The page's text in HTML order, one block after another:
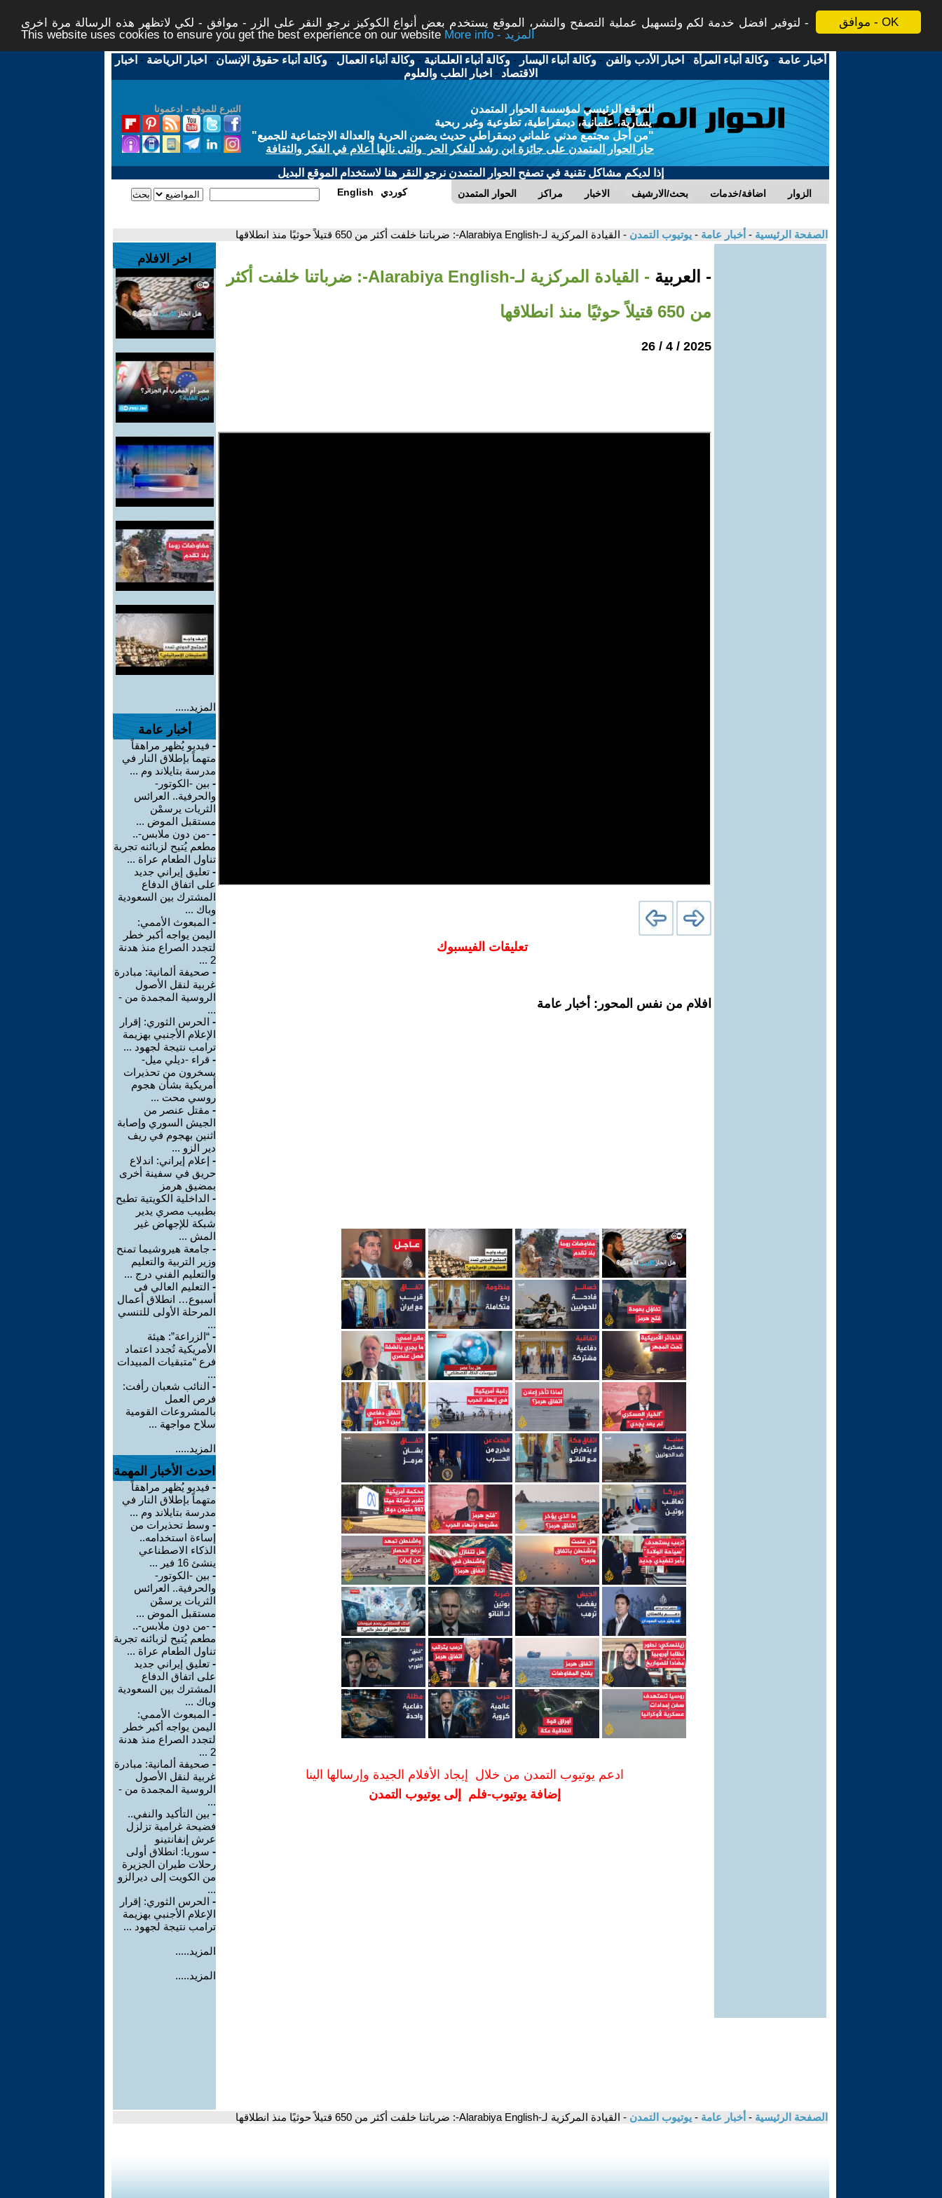
موافق - OK
لتوفير افضل خدمة لكم ولتسهيل عملية التصفح والنشر، الموقع يستخدم بعض أنواع الكوكيز نرجو النقر على الزر - موافق - لكي لاتظهر هذه الرسالة مرة اخرى -
This website uses cookies to ensure you get the best experience on our website
More info - المزيد
أخبار عامة -وكالة أنباء المرأة - اخبار الأدب والفن -وكالة أنباء اليسار -وكالة أنباء العلمانية -وكالة أنباء العمال -وكالة أنباء حقوق الإنسان - اخبار الرياضة - اخبار
الاقتصاد - اخبار الطب والعلوم
التبرع للموقع - ادعمونا
الموقع الرئيسي لمؤسسة الحوار المتمدن
يسارية، علمانية، ديمقراطية، تطوعية وغير ربحية
"من أجل مجتمع مدني علماني ديمقراطي حديث يضمن الحرية والعدالة الاجتماعية للجميع"
حاز الحوار المتمدن على جائزة ابن رشد للفكر الحر والتى نالها أعلام في الفكر والثقافة
إذا لديكم مشاكل تقنية في تصفح الحوار المتمدن نرجو النقر هنا لاستخدام الموقع البديل
الحوار المتمدن مراكز الاخبار بحث/الارشيف اضافة/خدمات الزوار English كوردي
الصفحة الرئيسية - أخبار عامة - يوتيوب التمدن - القيادة المركزية لـ-Alarabiya English-: ضرباتنا خلفت أكثر من 650 قتيلاً حوثيًا منذ انطلاقها
- العربية
- القيادة المركزية لـ-Alarabiya English-: ضرباتنا خلفت أكثر
من 650 قتيلاً حوثيًا منذ انطلاقها
2025 / 4 / 26
تعليقات الفيسبوك
افلام من نفس المحور: أخبار عامة
ادعم يوتيوب التمدن من خلال إيجاد الأفلام الجيدة وإرسالها الينا
إضافة يوتيوب-فلم إلى يوتيوب التمدن
اخر الافلام
المزيد.....
أخبار عامة
- فيديو يُظهر مراهقاً
متهماً بإطلاق النار في
مدرسة بتايلاند وم ...
- بين -الكوتور-
والحرفية.. العرائس
الثريات يرسمْن
مستقبل الموض ...
- -من دون ملابس-..
مطعم يُتيح لزبائنه تجربة
تناول الطعام عراة ...
- تعليق إيراني جديد
على اتفاق الدفاع
المشترك بين السعودية
وباك ...
- المبعوث الأممي:
اليمن يواجه أكبر خطر
لتجدد الصراع منذ هدنة
2 ...
- صحيفة ألمانية: مبادرة
غربية لنقل الأصول
الروسية المجمدة من -
...
- الحرس الثوري: إقرار
الإعلام الأجنبي بهزيمة
ترامب نتيجة لجهود ...
- قراء -ديلي ميل-
يسخرون من تحذيرات
أمريكية بشأن هجوم
روسي محت ...
- مقتل عنصر من
الجيش السوري وإصابة
اثنين بهجوم في ريف
دير الزو ...
- إعلام إيراني: اندلاع
حريق في سفينة أخرى
بمضيق هرمز
- الداخلية الكويتية تطيح
بطبيب مصري يدير
شبكة للإجهاض غير
المش ...
- جامعة هيروشيما تمنح
وزير التربية والتعليم
والتعليم الفني درج ...
- التعليم العالي فى
أسبوع… انطلاق أعمال
المرحلة الأولى للتنسي
...
- “الزراعة”: هيئة
الأمريكية تُجدد اعتماد
فرع “متبقيات المبيدات
...
- النائب شعبان رأفت:
فرص العمل
بالمشروعات القومية
سلاح مواجهة ...
المزيد.....
احدث الأخبار المهمة
- فيديو يُظهر مراهقاً
متهماً بإطلاق النار في
مدرسة بتايلاند وم ...
- وسط تحذيرات من
إساءة استخدامه..
الذكاء الاصطناعي
ينشئ 16 فير ...
- بين -الكوتور-
والحرفية.. العرائس
الثريات يرسمْن
مستقبل الموض ...
- -من دون ملابس-..
مطعم يُتيح لزبائنه تجربة
تناول الطعام عراة ...
- تعليق إيراني جديد
على اتفاق الدفاع
المشترك بين السعودية
وباك ...
- المبعوث الأممي:
اليمن يواجه أكبر خطر
لتجدد الصراع منذ هدنة
2 ...
- صحيفة ألمانية: مبادرة
غربية لنقل الأصول
الروسية المجمدة من -
...
- بين التأكيد والنفي..
فضيحة غرامية تزلزل
عرش إنفانتينو
- سوريا: انطلاق أولى
رحلات طيران الجزيرة
من الكويت إلى ديرالزو
...
- الحرس الثوري: إقرار
الإعلام الأجنبي بهزيمة
ترامب نتيجة لجهود ...
المزيد.....
المزيد.....
الصفحة الرئيسية - أخبار عامة - يوتيوب التمدن - القيادة المركزية لـ-Alarabiya English-: ضرباتنا خلفت أكثر من 650 قتيلاً حوثيًا منذ انطلاقها